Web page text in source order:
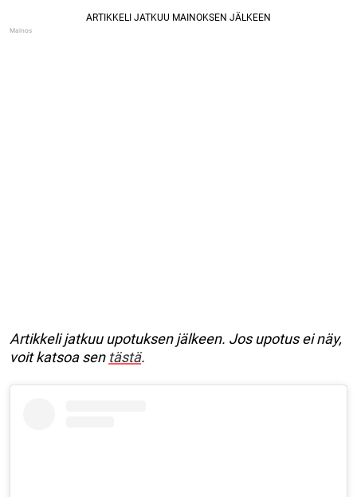
Artikkeli jatkuu upotuksen jälkeen. Jos upotus ei näy,
voit katsoa sen tästä.